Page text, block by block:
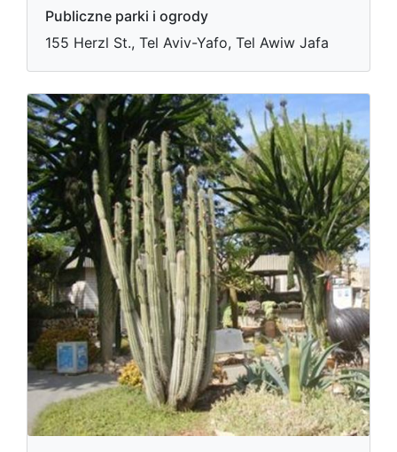
Publiczne parki i ogrody
155 Herzl St., Tel Aviv-Yafo, Tel Awiw Jafa